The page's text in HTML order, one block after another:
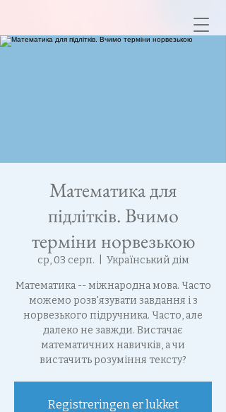
Математика для
підлітків. Вчимо
терміни норвезькою
ср, 03 серп. Український дім
Математика -- міжнародна мова. Часто
можемо розв'язувати завдання і з
норвезького підручника. Часто, але
далеко не завжди. Вистачає
математичних навичків, а чи
вистачить розуміння тексту?
Registreringen er lukket